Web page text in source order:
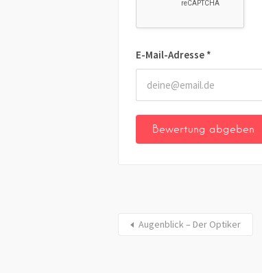
E-Mail-Adresse *
Augenblick – Der Optiker